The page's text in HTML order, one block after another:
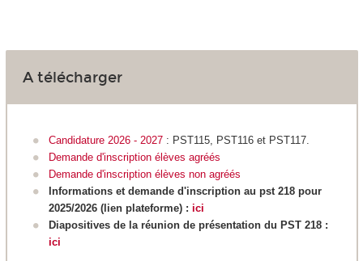
A télécharger
Candidature 2026 - 2027 : PST115, PST116 et PST117.
Demande d'inscription élèves agréés
Demande d'inscription élèves non agréés
Informations et demande d'inscription au pst 218 pour
2025/2026 (lien plateforme) : ici
Diapositives de la réunion de présentation du PST 218 :
ici